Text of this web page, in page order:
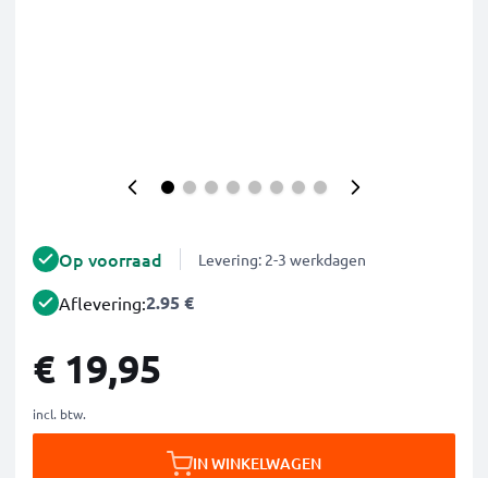
Op voorraad Levering: 2-3 werkdagen
Aflevering:2.95 €
€ 19,95
incl. btw.
IN WINKELWAGEN